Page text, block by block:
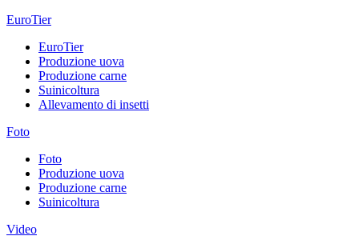
EuroTier
EuroTier
Produzione uova
Produzione carne
Suinicoltura
Allevamento di insetti
Foto
Foto
Produzione uova
Produzione carne
Suinicoltura
Video